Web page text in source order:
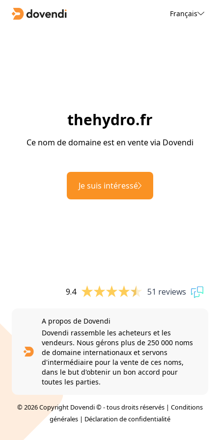
Français
thehydro.fr
Ce nom de domaine est en vente via Dovendi
Je suis intéressé
9.4 51 reviews
A propos de Dovendi
Dovendi rassemble les acheteurs et les
vendeurs. Nous gérons plus de 250 000 noms
de domaine internationaux et servons
d'intermédiaire pour la vente de ces noms,
dans le but d'obtenir un bon accord pour
toutes les parties.
© 2026 Copyright Dovendi © - tous droits réservés | Conditions
générales | Déclaration de confidentialité